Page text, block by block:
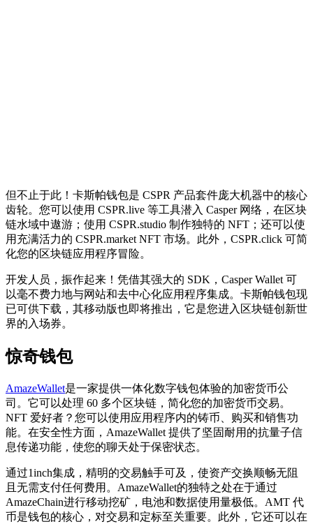
但不止于此！卡斯帕钱包是 CSPR 产品套件庞大机器中的核心
齿轮。您可以使用 CSPR.live 等工具潜入 Casper 网络，在区块
链水域中遨游；使用 CSPR.studio 制作独特的 NFT；还可以使
用充满活力的 CSPR.market NFT 市场。此外，CSPR.click 可简
化您的区块链应用程序冒险。
开发人员，振作起来！凭借其强大的 SDK，Casper Wallet 可
以毫不费力地与网站和去中心化应用程序集成。卡斯帕钱包现
已可供下载，其移动版也即将推出，它是您进入区块链创新世
界的入场券。
惊奇钱包
AmazeWallet是一家提供一体化数字钱包体验的加密货币公
司。它可以处理 60 多个区块链，简化您的加密货币交易。
NFT 爱好者？您可以使用应用程序内的铸币、购买和销售功
能。在安全性方面，AmazeWallet 提供了坚固耐用的抗量子信
息传递功能，使您的聊天处于保密状态。
通过1inch集成，精明的交易触手可及，使资产交换顺畅无阻
且无需支付任何费用。AmazeWallet的独特之处在于通过
AmazeChain进行移动挖矿，电池和数据使用量极低。AMT 代
币是钱包的核心，对交易和定标至关重要。此外，它还可以在